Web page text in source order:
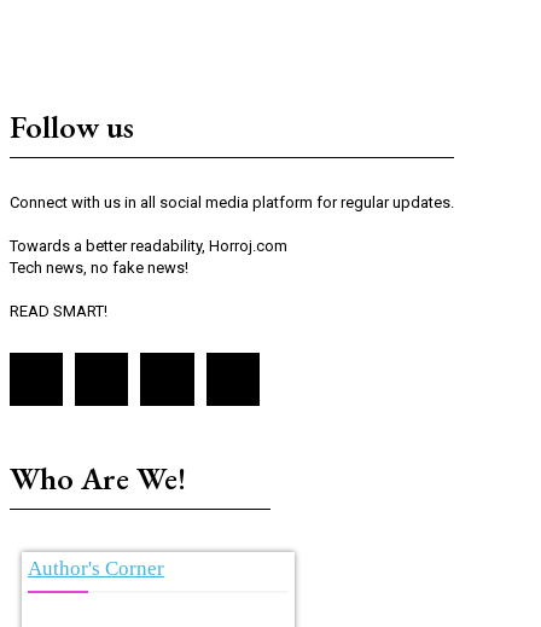
Follow us
Connect with us in all social media platform for regular updates.
Towards a better readability, Horroj.com
Tech news, no fake news!
READ SMART!
Who Are We!
Author's Corner